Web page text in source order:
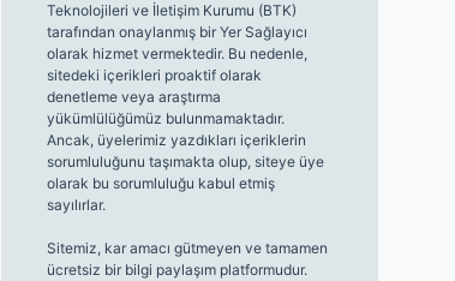
Teknolojileri ve İletişim Kurumu (BTK)
tarafından onaylanmış bir Yer Sağlayıcı
olarak hizmet vermektedir. Bu nedenle,
sitedeki içerikleri proaktif olarak
denetleme veya araştırma
yükümlülüğümüz bulunmamaktadır.
Ancak, üyelerimiz yazdıkları içeriklerin
sorumluluğunu taşımakta olup, siteye üye
olarak bu sorumluluğu kabul etmiş
sayılırlar.
Sitemiz, kar amacı gütmeyen ve tamamen
ücretsiz bir bilgi paylaşım platformudur.